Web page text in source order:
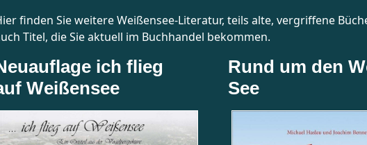
finden Sie weitere Weißensee-Literatur, teils alte, vergriffene
Titel, die Sie aktuell im Buchhandel bekommen.
ich flieg
Weißensee
Rund um den
See